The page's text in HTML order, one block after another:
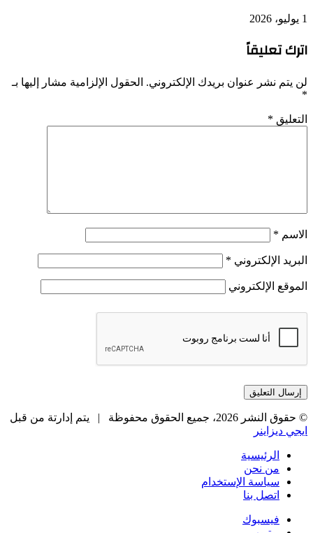
1 يوليو، 2026
اترك تعليقاً
لن يتم نشر عنوان بريدك الإلكتروني. الحقول الإلزامية مشار إليها بـ
*
التعليق *
الاسم *
البريد الإلكتروني *
الموقع الإلكتروني
© حقوق النشر 2026، جميع الحقوق محفوظة |
يتم إدارتة من قبل
ايجي ديزاينر
الرئيسية
من نحن
سياسة الإستخدام
اتصل بنا
فيسبوك